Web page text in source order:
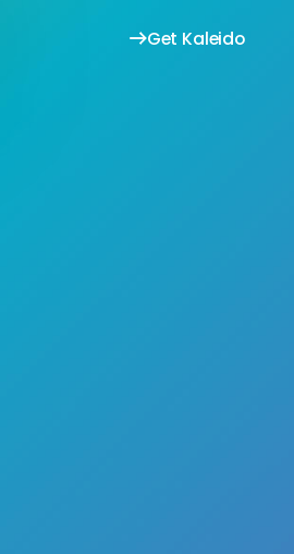
Get Kaleido